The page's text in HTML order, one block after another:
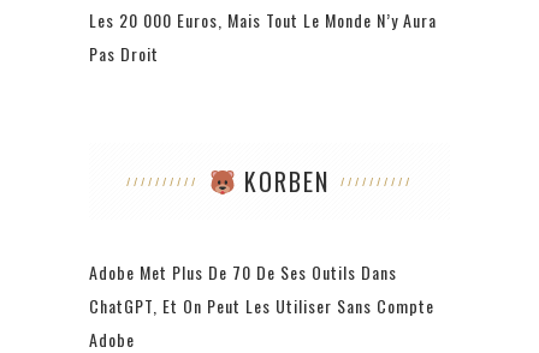
Les 20 000 Euros, Mais Tout Le Monde N’y Aura
Pas Droit
KORBEN
Adobe Met Plus De 70 De Ses Outils Dans
ChatGPT, Et On Peut Les Utiliser Sans Compte
Adobe